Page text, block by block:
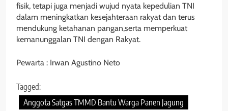
fisik, tetapi juga menjadi wujud nyata kepedulian TNI
dalam meningkatkan kesejahteraan rakyat dan terus
mendukung ketahanan pangan,serta memperkuat
kemanunggalan TNI dengan Rakyat.
Pewarta : Irwan Agustino Neto
Tagged:
Anggota Satgas TMMD Bantu Warga Panen Jagung